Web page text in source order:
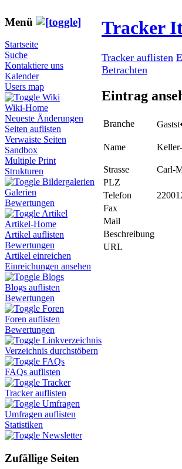
Menü
Startseite
Suche
Kontaktiere uns
Kalender
Users map
Wiki
Wiki-Home
Neueste Änderungen
Seiten auflisten
Verwaiste Seiten
Sandbox
Multiple Print
Strukturen
Bildergalerien
Galerien
Bewertungen
Artikel
Artikel-Home
Artikel auflisten
Bewertungen
Artikel einreichen
Einreichungen ansehen
Blogs
Blogs auflisten
Bewertungen
Foren
Foren auflisten
Bewertungen
Linkverzeichnis
Verzeichnis durchstöbern
FAQs
FAQs auflisten
Tracker
Tracker auflisten
Umfragen
Umfragen auflisten
Statistiken
Newsletter
Zufällige Seiten
Tracker
Tracker auflisten
Betrachten
Eintrag
Branche
Name
Strasse
Carl-
PLZ
Telefon
Fax
Mail
Beschreibung
URL